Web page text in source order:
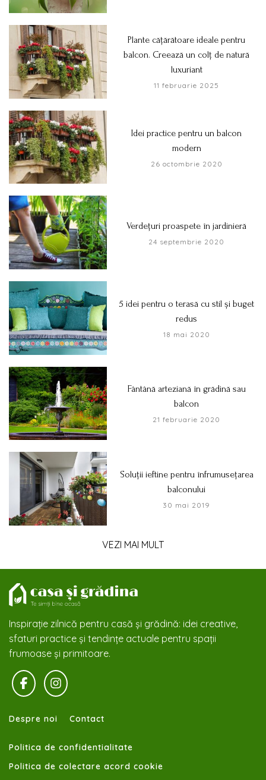
Plante cățărătoare ideale pentru
balcon. Creează un colț de natură
luxuriant
11 februarie 2025
Idei practice pentru un balcon
modern
26 octombrie 2020
Verdețuri proaspete în jardinieră
24 septembrie 2020
5 idei pentru o terasă cu stil și buget
redus
18 mai 2020
Fântână arteziană în grădină sau
balcon
21 februarie 2020
Soluții ieftine pentru înfrumusețarea
balconului
30 mai 2019
VEZI MAI MULT
Inspirație zilnică pentru casă și grădină: idei creative,
sfaturi practice și tendințe actuale pentru spații
frumoase și primitoare.
Despre noi Contact
Politica de confidentialitate
Politica de colectare acord cookie